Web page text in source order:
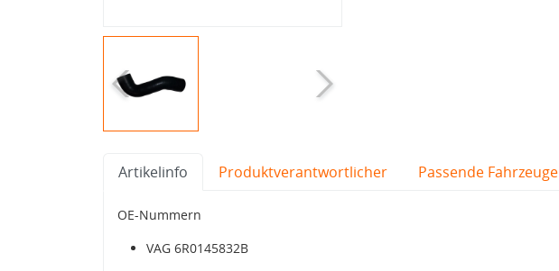
Artikelinfo Produktverantwortlicher Passende Fahrzeuge
OE-Nummern
VAG 6R0145832B